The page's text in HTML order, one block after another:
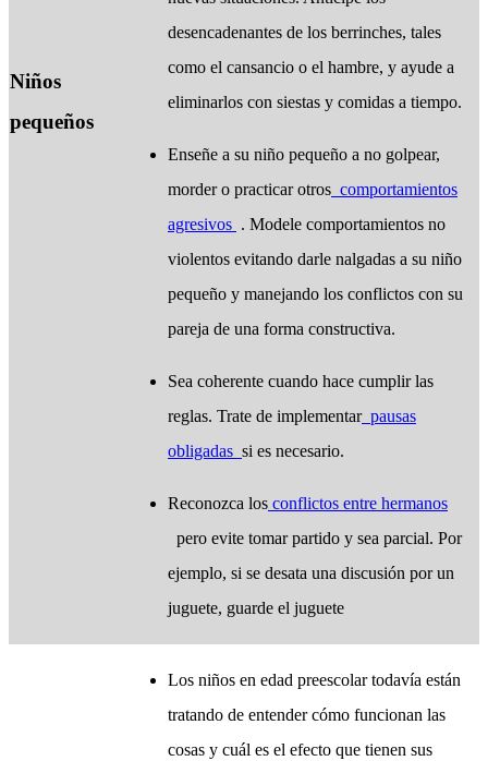
Niños
pequeños
desencadenantes de los berrinches, tales
como el cansancio o el hambre, y ayude a
eliminarlos con siestas y comidas a tiempo.
Enseñe a su niño pequeño a no golpear,
morder o practicar otros comportamientos
agresivos . Modele comportamientos no
violentos evitando darle nalgadas a su niño
pequeño y manejando los conflictos con su
pareja de una forma constructiva.
Sea coherente cuando hace cumplir las
reglas. Trate de implementar pausas
obligadas si es necesario.
Reconozca los conflictos entre hermanos
pero evite tomar partido y sea parcial. Por
ejemplo, si se desata una discusión por un
juguete, guarde el juguete
​Los niños en edad preescolar todavía están
tratando de entender cómo funcionan las
cosas y cuál es el efecto que tienen sus